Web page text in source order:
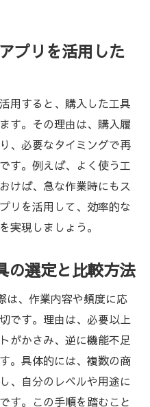
プリを活用した
用すると、購入した工具
す。その理由は、購入履
、必要なタイミングで再
す。例えば、よく使う工
けば、急な作業時にもス
リを活用して、効率的な
実現しましょう。
の選定と比較方法
は、作業内容や頻度に応
です。理由は、必要以上
がかさみ、逆に機能不足
。具体的には、複数の商
、自分のレベルや用途に
す。この手順を踏むこと